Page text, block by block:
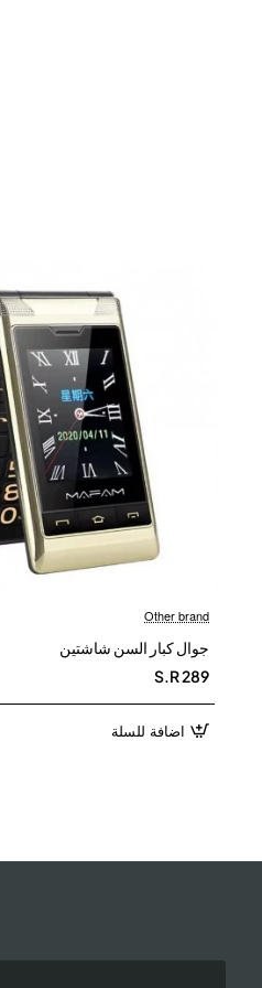
Other brand
جوال كبار السن شاشتين
S.R 289
اضافة للسلة